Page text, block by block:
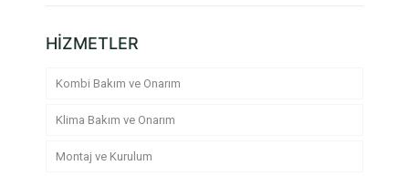
HİZMETLER
Kombi Bakım ve Onarım
Klima Bakım ve Onarım
Montaj ve Kurulum